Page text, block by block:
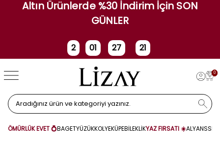
Altın Ürünlerde %30 İndirim İçin SON
GÜNLER
2
Gün
01
Saat
27 20
0
ÖMÜRLÜK EVET 💍BAGETYÜZÜKKOLYEKÜPEBİLEKLİKYAZ FIRSATI ☀️ALYANS